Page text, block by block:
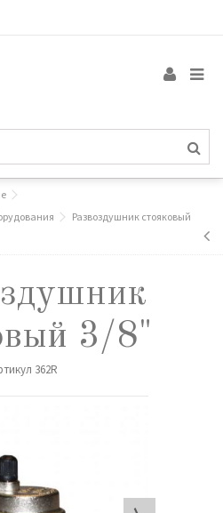
Развоздушник стояковый
3/8"
362R